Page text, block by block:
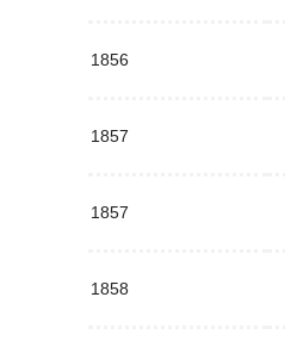
1856
1857
1857
1858